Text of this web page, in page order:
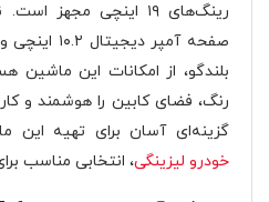
رنگ، فضای کابین را هوشمند و
گزینه‌ای آسان برای تهیه این
خودرو لیزینگی، انتخابی مناسب